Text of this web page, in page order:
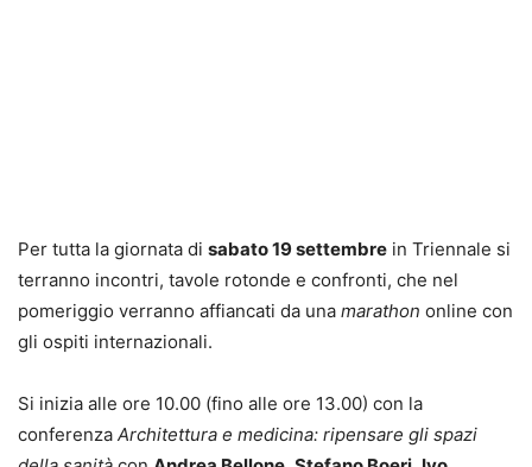
Per tutta la giornata di sabato 19 settembre in Triennale si
terranno incontri, tavole rotonde e confronti, che nel
pomeriggio verranno affiancati da una marathon online con
gli ospiti internazionali.
Si inizia alle ore 10.00 (fino alle ore 13.00) con la
conferenza Architettura e medicina: ripensare gli spazi